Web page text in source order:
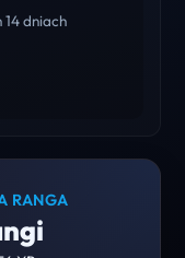
dniach
RANGA